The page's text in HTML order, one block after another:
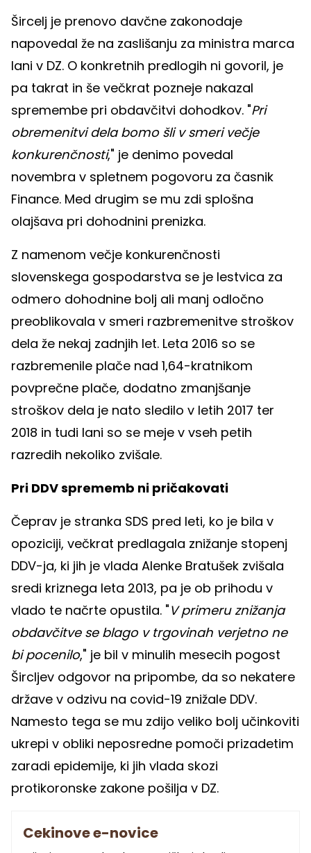
Šircelj je prenovo davčne zakonodaje
napovedal že na zaslišanju za ministra marca
lani v DZ. O konkretnih predlogih ni govoril, je
pa takrat in še večkrat pozneje nakazal
spremembe pri obdavčitvi dohodkov. "Pri
obremenitvi dela bomo šli v smeri večje
konkurenčnosti," je denimo povedal
novembra v spletnem pogovoru za časnik
Finance. Med drugim se mu zdi splošna
olajšava pri dohodnini prenizka.
Z namenom večje konkurenčnosti
slovenskega gospodarstva se je lestvica za
odmero dohodnine bolj ali manj odločno
preoblikovala v smeri razbremenitve stroškov
dela že nekaj zadnjih let. Leta 2016 so se
razbremenile plače nad 1,64-kratnikom
povprečne plače, dodatno zmanjšanje
stroškov dela je nato sledilo v letih 2017 ter
2018 in tudi lani so se meje v vseh petih
razredih nekoliko zvišale.
Pri DDV sprememb ni pričakovati
Čeprav je stranka SDS pred leti, ko je bila v
opoziciji, večkrat predlagala znižanje stopenj
DDV-ja, ki jih je vlada Alenke Bratušek zvišala
sredi kriznega leta 2013, pa je ob prihodu v
vlado te načrte opustila. "V primeru znižanja
obdavčitve se blago v trgovinah verjetno ne
bi pocenilo," je bil v minulih mesecih pogost
Šircljev odgovor na pripombe, da so nekatere
države v odzivu na covid-19 znižale DDV.
Namesto tega se mu zdijo veliko bolj učinkoviti
ukrepi v obliki neposredne pomoči prizadetim
zaradi epidemije, ki jih vlada skozi
protikoronske zakone pošilja v DZ.
Cekinove e-novice